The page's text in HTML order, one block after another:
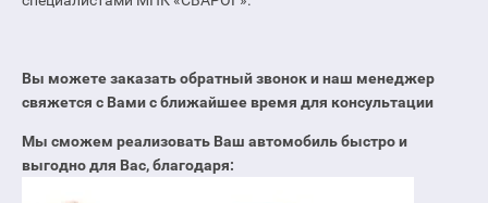
Вы можете заказать обратный звонок и наш менеджер
свяжется с Вами с ближайшее время для консультации
Мы сможем реализовать Ваш автомобиль быстро и
выгодно для Вас, благодаря: